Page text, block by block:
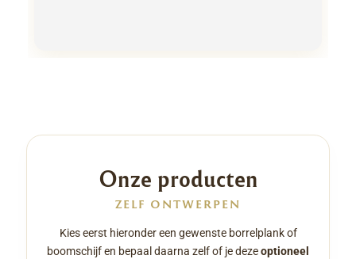
Onze producten
ZELF ONTWERPEN
Kies eerst hieronder een gewenste borrelplank of
boomschijf en bepaal daarna zelf of je dezeoptioneel